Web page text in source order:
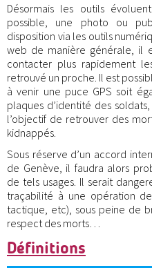
Désormais les outils
possible, une photo ou
disposition via les outils
web de manière générale, il
contacter plus rapidement
retrouvé un proche. Il est
à venir une puce GPS soit
plaques d’identité des
l’objectif de retrouver des
kidnappés.
Sous réserve d’un accord
de Genève, il faudra alors
de tels usages. Il serait
traçabilité à une opération
tactique, etc), sous peine de
respect des morts…
Définitions